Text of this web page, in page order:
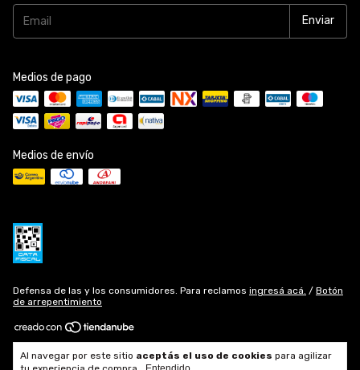
Al navegar por este sitio aceptás el uso de cookies para agilizar
Medios de pago
Medios de envío
Defensa de las y los consumidores. Para reclamos ingresá acá. / Botón
de arrepentimiento
Copyright Fasano Joyeros - Fábrica de Alianzas en Rosario - 2026.
Todos los derechos reservados.